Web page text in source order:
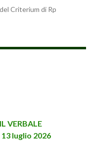
Criterium di Rp
VERBALE
luglio 2026